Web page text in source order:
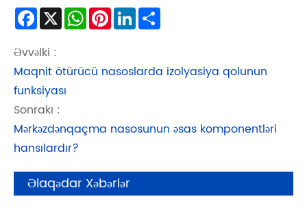
Facebook
X WhatsApp
Pinterest
LinkedIn
Əvvəlki :
Maqnit ötürücü nasoslarda izolyasiya qolunun
funksiyası
Sonrakı :
Mərkəzdənqaçma nasosunun əsas komponentləri
hansılardır?
Əlaqədar Xəbərlər